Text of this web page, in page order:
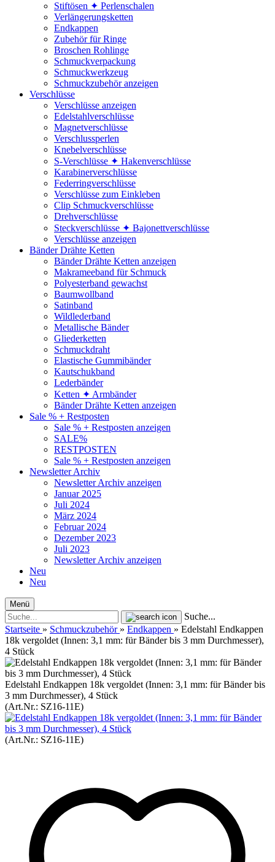
Stiftösen ✦ Perlenschalen
Verlängerungsketten
Endkappen
Zubehör für Ringe
Broschen Rohlinge
Schmuckverpackung
Schmuckwerkzeug
Schmuckzubehör anzeigen
Verschlüsse
Verschlüsse anzeigen
Edelstahlverschlüsse
Magnetverschlüsse
Verschlussperlen
Knebelverschlüsse
S-Verschlüsse ✦ Hakenverschlüsse
Karabinerverschlüsse
Federringverschlüsse
Verschlüsse zum Einkleben
Clip Schmuckverschlüsse
Drehverschlüsse
Steckverschlüsse ✦ Bajonettverschlüsse
Verschlüsse anzeigen
Bänder Drähte Ketten
Bänder Drähte Ketten anzeigen
Makrameeband für Schmuck
Polyesterband gewachst
Baumwollband
Satinband
Wildlederband
Metallische Bänder
Gliederketten
Schmuckdraht
Elastische Gummibänder
Kautschukband
Lederbänder
Ketten ✦ Armbänder
Bänder Drähte Ketten anzeigen
Sale % + Restposten
Sale % + Restposten anzeigen
SALE%
RESTPOSTEN
Sale % + Restposten anzeigen
Newsletter Archiv
Newsletter Archiv anzeigen
Januar 2025
Juli 2024
März 2024
Februar 2024
Dezember 2023
Juli 2023
Newsletter Archiv anzeigen
Neu
Neu
Menü
Suche...
Startseite » Schmuckzubehör » Endkappen » Edelstahl Endkappen
18k vergoldet (Innen: 3,1 mm: für Bänder bis 3 mm Durchmesser),
4 Stück
Edelstahl Endkappen 18k vergoldet (Innen: 3,1 mm: für Bänder bis
3 mm Durchmesser), 4 Stück
(Art.Nr.: SZ16-​11E)
(Art.Nr.: SZ16-​11E)